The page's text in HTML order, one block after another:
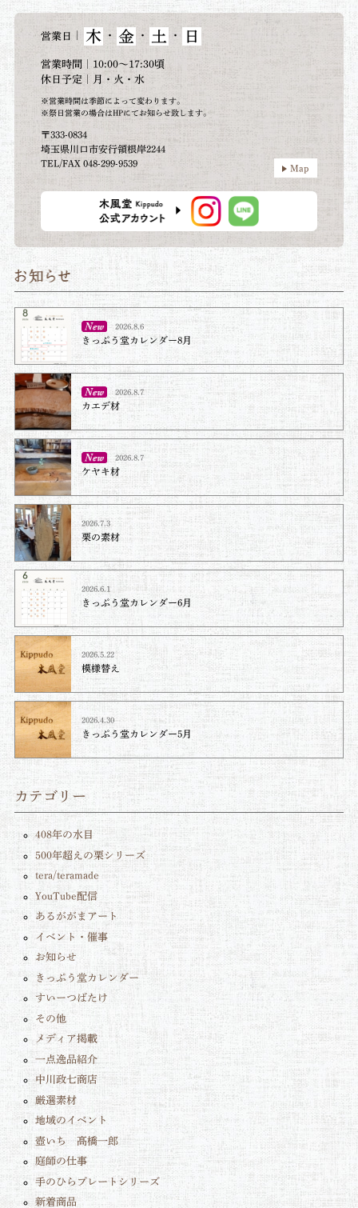
営業日 木 ・ 金 ・ 土 ・ 日
営業時間｜10:00～17:30頃
休日予定｜月・火・水
※営業時間は季節によって変わります。
※祭日営業の場合はHPにてお知らせ致します。
〒333-0834
埼玉県川口市安行領根岸2244
TEL/FAX 048-299-9539
Map
2026.8.6
きっぷう堂カレンダー8月
2026.8.7
カエデ材
2026.8.7
ケヤキ材⁡
2026.7.3
栗の素材
2026.6.1
きっぷう堂カレンダー6月
2026.5.22
模様替え
2026.4.30
きっぷう堂カレンダー5月
カテゴリー
408年の水目
500年超えの栗シリーズ
tera/teramade
YouTube配信
あるががまアート
イベント・催事
お知らせ
きっぷう堂カレンダー
すいーつばたけ
その他
メディア掲載
一点逸品紹介
中川政七商店
厳選素材
地域のイベント
壺いち 髙橋一郎
庭師の仕事
手のひらプレートシリーズ
新着商品